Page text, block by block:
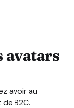
avatars
avoir au
B2C.